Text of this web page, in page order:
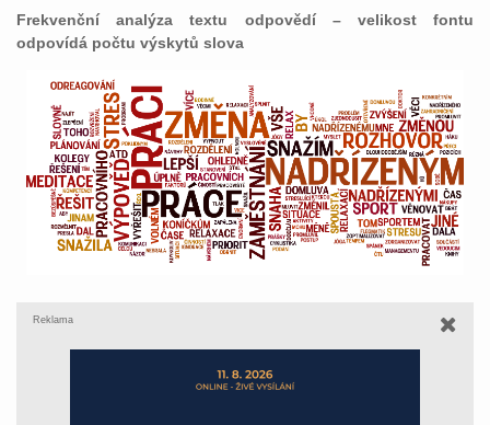
Frekvenční analýza textu odpovědí – velikost fontu
odpovídá počtu výskytů slova
Reklama